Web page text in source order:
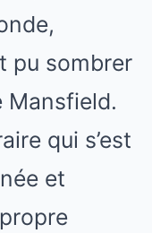
pu sombrer
Mansfield.
qui s’est
et